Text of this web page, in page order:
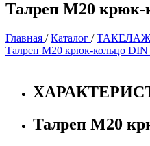
Талреп М20 крюк-
Главная /Каталог /ТАКЕЛАЖ
Талреп М20 крюк-кольцо DIN
Талреп М20